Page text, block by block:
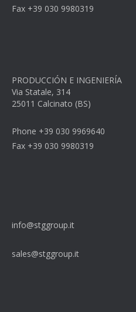
Fax +39 030 9980319
PRODUCCIÓN E INGENIERÍA
Via Statale, 314
25011 Calcinato (BS)
Phone +39 030 9969640
Fax +39 030 9980319
info@stggroup.it
sales@stggroup.it